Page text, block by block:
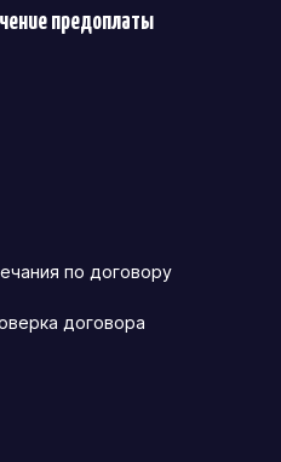
предоплаты
по договору
договора